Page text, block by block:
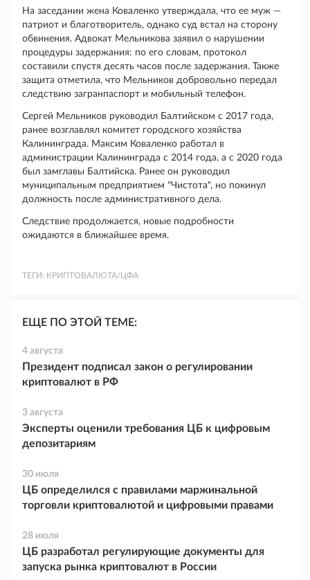
На заседании жена Коваленко утверждала, что ее муж —
патриот и благотворитель, однако суд встал на сторону
обвинения. Адвокат Мельникова заявил о нарушении
процедуры задержания: по его словам, протокол
составили спустя десять часов после задержания. Также
защита отметила, что Мельников добровольно передал
следствию загранпаспорт и мобильный телефон.
Сергей Мельников руководил Балтийском с 2017 года,
ранее возглавлял комитет городского хозяйства
Калининграда. Максим Коваленко работал в
администрации Калининграда с 2014 года, а с 2020 года
был замглавы Балтийска. Ранее он руководил
муниципальным предприятием "Чистота", но покинул
должность после административного дела.
Следствие продолжается, новые подробности
ожидаются в ближайшее время.
ТЕГИ: КРИПТОВАЛЮТА/ЦФА
ЕЩЕ ПО ЭТОЙ ТЕМЕ:
4 августа
Президент подписал закон о регулировании
криптовалют в РФ
3 августа
Эксперты оценили требования ЦБ к цифровым
депозитариям
30 июля
ЦБ определился с правилами маржинальной
торговли криптовалютой и цифровыми правами
28 июля
ЦБ разработал регулирующие документы для
запуска рынка криптовалют в России